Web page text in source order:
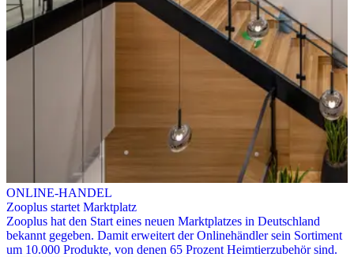
ONLINE-HANDEL
Zooplus startet Marktplatz
Zooplus hat den Start eines neuen Marktplatzes in Deutschland
bekannt gegeben. Damit erweitert der Onlinehändler sein Sortiment
um 10.000 Produkte, von denen 65 Prozent Heimtierzubehör sind.